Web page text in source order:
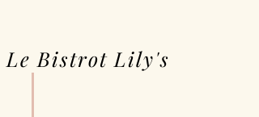
Le Bistrot Lily's